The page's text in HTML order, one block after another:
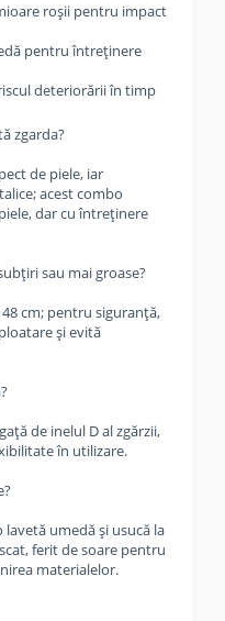
roșii pentru impact
pentru întreținere
deteriorării în timp
zgarda?
de piele, iar
acest combo
dar cu întreținere
sau mai groase?
48 cm; pentru siguranță,
și evită
de inelul D al zgărzii,
în utilizare.
umedă și usucă la
ferit de soare pentru
materialelor.